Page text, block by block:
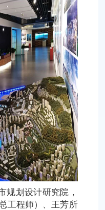
规划设计研究院，
工程师）、王芳所